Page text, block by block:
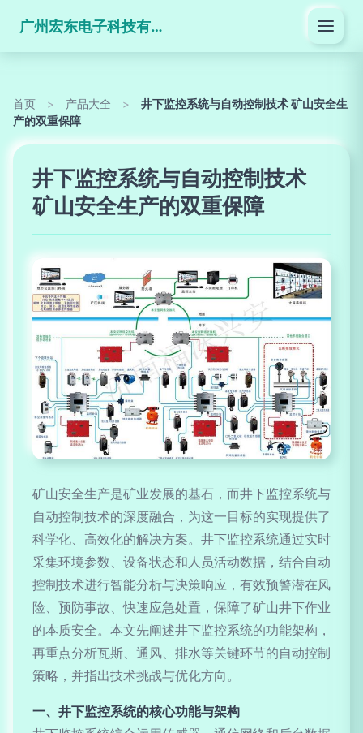
广州宏东电子科技有限公司
首页 > 产品大全 >
井下监控系统与自动控制技术 矿山安全生
产的双重保障
井下监控系统与自动控制技术
矿山安全生产的双重保障
矿山安全生产是矿业发展的基石，而井下监控系统与
自动控制技术的深度融合，为这一目标的实现提供了
科学化、高效化的解决方案。井下监控系统通过实时
采集环境参数、设备状态和人员活动数据，结合自动
控制技术进行智能分析与决策响应，有效预警潜在风
险、预防事故、快速应急处置，保障了矿山井下作业
的本质安全。本文先阐述井下监控系统的功能架构，
再重点分析瓦斯、通风、排水等关键环节的自动控制
策略，并指出技术挑战与优化方向。
一、井下监控系统的核心功能与架构